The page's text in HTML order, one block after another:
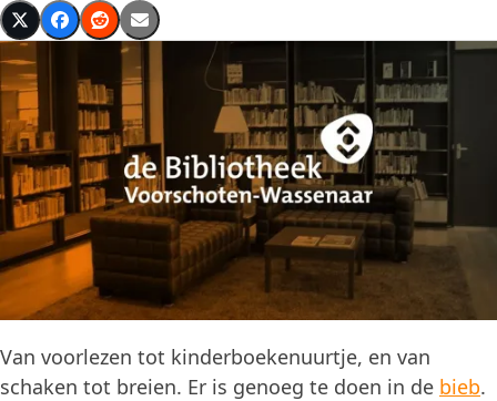
Van voorlezen tot kinderboekenuurtje, en van
schaken tot breien. Er is genoeg te doen in de bieb.